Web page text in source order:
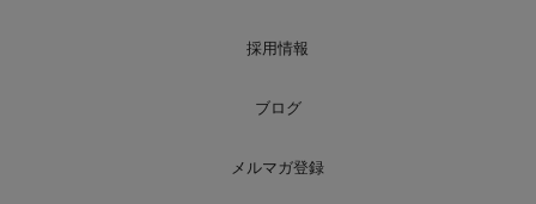
採用情報
ブログ
メルマガ登録